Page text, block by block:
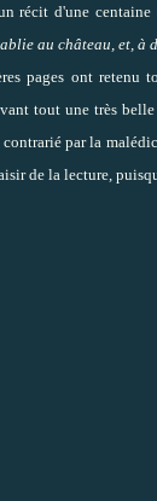
récit d'une
au château, et, à
pages ont
tout une très
par la
de la lecture,